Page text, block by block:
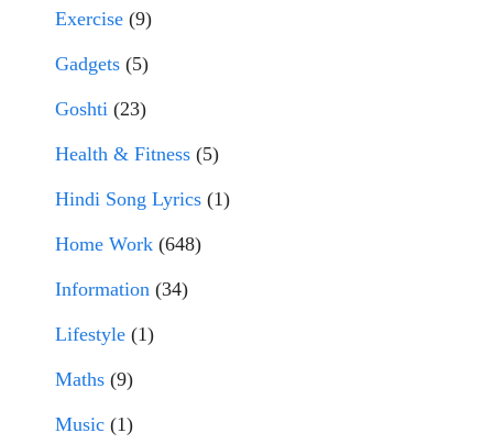
Exercise (9)
Gadgets (5)
Goshti (23)
Health & Fitness (5)
Hindi Song Lyrics (1)
Home Work (648)
Information (34)
Lifestyle (1)
Maths (9)
Music (1)